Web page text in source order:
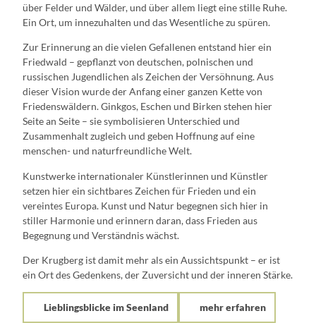
über Felder und Wälder, und über allem liegt eine stille Ruhe.
Ein Ort, um innezuhalten und das Wesentliche zu spüren.
Zur Erinnerung an die vielen Gefallenen entstand hier ein
Friedwald – gepflanzt von deutschen, polnischen und
russischen Jugendlichen als Zeichen der Versöhnung. Aus
dieser Vision wurde der Anfang einer ganzen Kette von
Friedenswäldern. Ginkgos, Eschen und Birken stehen hier
Seite an Seite – sie symbolisieren Unterschied und
Zusammenhalt zugleich und geben Hoffnung auf eine
menschen- und naturfreundliche Welt.
Kunstwerke internationaler Künstlerinnen und Künstler
setzen hier ein sichtbares Zeichen für Frieden und ein
vereintes Europa. Kunst und Natur begegnen sich hier in
stiller Harmonie und erinnern daran, dass Frieden aus
Begegnung und Verständnis wächst.
Der Krugberg ist damit mehr als ein Aussichtspunkt – er ist
ein Ort des Gedenkens, der Zuversicht und der inneren Stärke.
Lieblingsblicke im Seenland
mehr erfahren